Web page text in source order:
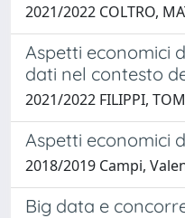
2021/2022 COLTRO,
Aspetti economici
dati nel contesto
2021/2022 FILIPPI,
Aspetti economici
2018/2019 Campi,
Big data e